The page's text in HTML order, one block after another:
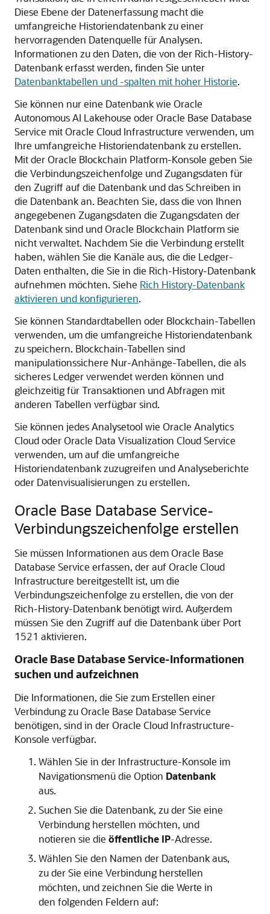
Diese Ebene der Datenerfassung macht die
umfangreiche Historiendatenbank zu einer
hervorragenden Datenquelle für Analysen.
Informationen zu den Daten, die von der Rich-History-
Datenbank erfasst werden, finden Sie unter
Datenbanktabellen und -spalten mit hoher Historie.
Sie können nur eine Datenbank wie Oracle
Autonomous AI Lakehouse oderOracle Base Database
Service mitOracle Cloud Infrastructure verwenden, um
Ihre umfangreiche Historiendatenbank zu erstellen.
Mit derOracle Blockchain Platform-Konsole geben Sie
die Verbindungszeichenfolge und Zugangsdaten für
den Zugriff auf die Datenbank und das Schreiben in
die Datenbank an. Beachten Sie, dass die von Ihnen
angegebenen Zugangsdaten die Zugangsdaten der
Datenbank sind undOracle Blockchain Platformsie
nicht verwaltet. Nachdem Sie die Verbindung erstellt
haben, wählen Sie die Kanäle aus, die die Ledger-
Daten enthalten, die Sie in die Rich-History-Datenbank
aufnehmen möchten. Siehe Rich History-Datenbank
aktivieren und konfigurieren.
Sie können Standardtabellen oder Blockchain-Tabellen
verwenden, um die umfangreiche Historiendatenbank
zu speichern. Blockchain-Tabellen sind
manipulationssichere Nur-Anhänge-Tabellen, die als
sicheres Ledger verwendet werden können und
gleichzeitig für Transaktionen und Abfragen mit
anderen Tabellen verfügbar sind.
Sie können jedes Analysetool wie Oracle Analytics
CloudoderOracle Data Visualization Cloud Service
verwenden, um auf die umfangreiche
Historiendatenbank zuzugreifen und Analyseberichte
oder Datenvisualisierungen zu erstellen.
Oracle Base Database Service-
Verbindungszeichenfolge erstellen
Sie müssen Informationen aus demOracle Base
Database Service erfassen, der auf Oracle Cloud
Infrastructure bereitgestellt ist, um die
Verbindungszeichenfolge zu erstellen, die von der
Rich-History-Datenbank benötigt wird. Außerdem
müssen Sie den Zugriff auf die Datenbank über Port
1521 aktivieren.
Oracle Base Database Service-Informationen
suchen und aufzeichnen
Die Informationen, die Sie zum Erstellen einer
Verbindung zuOracle Base Database Service
benötigen, sind in derOracle Cloud Infrastructure-
Konsole verfügbar.
Wählen Sie in der Infrastructure-Konsole im
Navigationsmenü die Option Datenbank
aus.
Suchen Sie die Datenbank, zu der Sie eine
Verbindung herstellen möchten, und
notieren sie die öffentliche IP-Adresse.
Wählen Sie den Namen der Datenbank aus,
zu der Sie eine Verbindung herstellen
möchten, und zeichnen Sie die Werte in
den folgenden Feldern auf: